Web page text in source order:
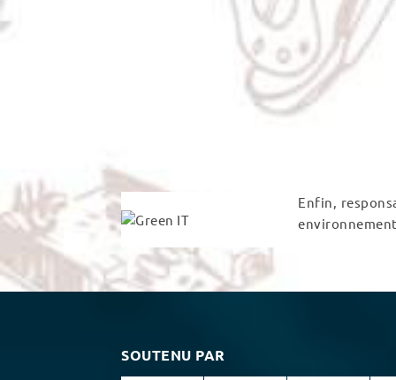
Enfin,
SOUTENU PAR